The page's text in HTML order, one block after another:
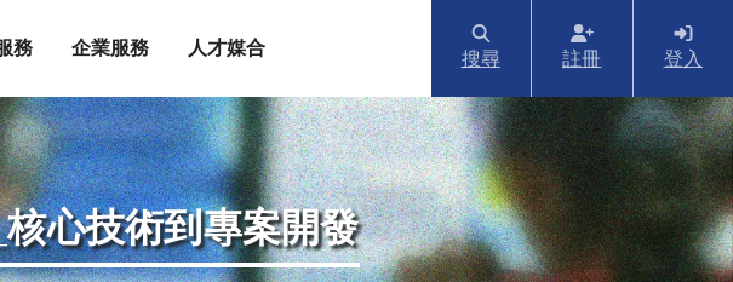
務 企業服務 人才媒合
搜尋 註冊 登入
心技術到專案開發